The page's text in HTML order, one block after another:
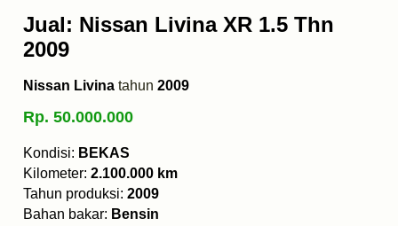
Jual: Nissan Livina XR 1.5 Thn
2009
Nissan Livina tahun 2009
Rp. 50.000.000
Kondisi: BEKAS
Kilometer: 2.100.000 km
Tahun produksi: 2009
Bahan bakar: Bensin